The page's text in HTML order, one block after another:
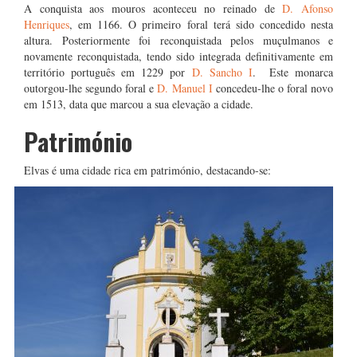
A conquista aos mouros aconteceu no reinado deD. Afonso
Henriques, em 1166. O primeiro foral terá sido concedido nesta
altura. Posteriormente foi reconquistada pelos muçulmanos e
novamente reconquistada, tendo sido integrada definitivamente em
território português em 1229 por D. Sancho I. Este monarca
outorgou-lhe segundo foral eD. Manuel Iconcedeu-lhe o foral novo
em 1513, data que marcou a sua elevação a cidade.
Património
Elvas é uma cidade rica em património, destacando-se: